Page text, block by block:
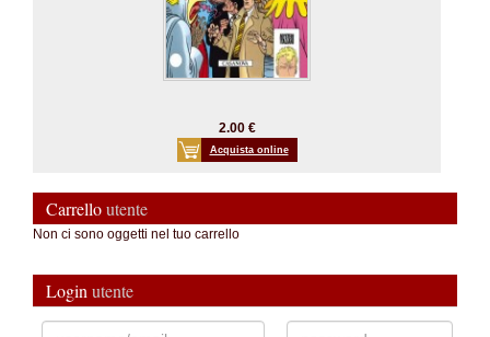
2.00 €
Acquista online
Carrelloutente
Non ci sono oggetti nel tuo carrello
Login utente